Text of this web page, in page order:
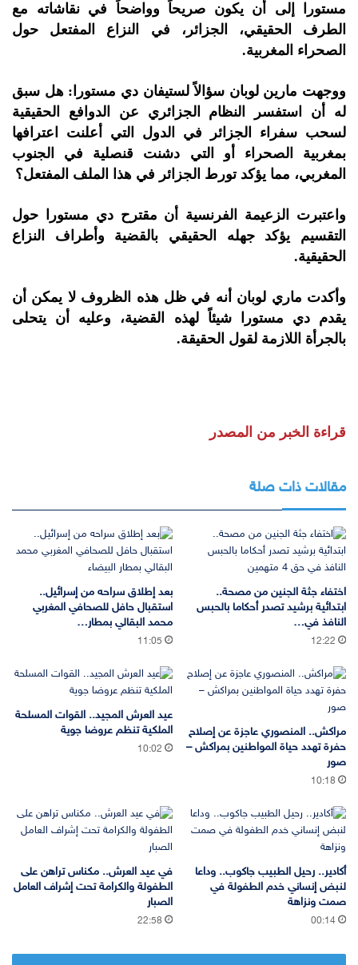
مستورا إلى أن يكون صريحاً وواضحاً في نقاشاته مع
الطرف الحقيقي، الجزائر، في النزاع المفتعل حول
الصحراء المغربية.
ووجهت مارين لوبان سؤالاً لستيفان دي مستورا: هل سبق
له أن استفسر النظام الجزائري عن الدوافع الحقيقية
لسحب سفراء الجزائر في الدول التي أعلنت اعترافها
بمغربية الصحراء أو التي دشنت قنصلية في الجنوب
المغربي، مما يؤكد تورط الجزائر في هذا الملف المفتعل؟
واعتبرت الزعيمة الفرنسية أن مقترح دي مستورا حول
التقسيم يؤكد جهله الحقيقي بالقضية وأطراف النزاع
الحقيقية.
وأكدت ماري لوبان أنه في ظل هذه الظروف لا يمكن أن
يقدم دي مستورا شيئاً لهذه القضية، وعليه أن يتحلى
بالجرأة اللازمة لقول الحقيقة.
قراءة الخبر من المصدر
مقالات ذات صلة
اختفاء جثة الجنين من مصحة..
ابتدائية برشيد تصدر أحكاما بالحبس
النافذ في…
12:22
بعد إطلاق سراحه من إسرائيل..
استقبال حافل للصحافي المغربي
محمد البقالي بمطار…
11:05
مراكش.. المنصوري عاجزة عن إصلاح
حفرة تهدد حياة المواطنين بمراكش –
صور
10:18
عيد العرش المجيد.. القوات المسلحة
الملكية تنظم عروضا جوية
10:02
أكادير.. رحيل الطبيب جاكوب.. وداعا
لنبض إنساني خدم الطفولة في
صمت ونزاهة
00:14
في عيد العرش.. مكناس تراهن على
الطفولة والكرامة تحت إشراف العامل
الصبار
22:58